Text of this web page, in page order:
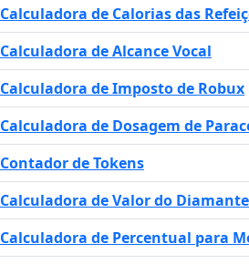
Calculadora de Calorias das
Calculadora de Alcance Vocal
Calculadora de Imposto de Robux
Calculadora de Dosagem de
Contador de Tokens
Calculadora de Valor do Diamante
Calculadora de Percentual para